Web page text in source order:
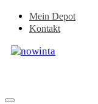
Zum
Inhalt
Mein Depot
Kontakt